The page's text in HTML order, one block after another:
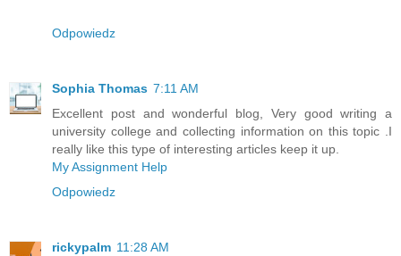
Odpowiedz
Sophia Thomas 7:11 AM
Excellent post and wonderful blog, Very good writing a
university college and collecting information on this topic .I
really like this type of interesting articles keep it up.
My Assignment Help
Odpowiedz
rickypalm 11:28 AM